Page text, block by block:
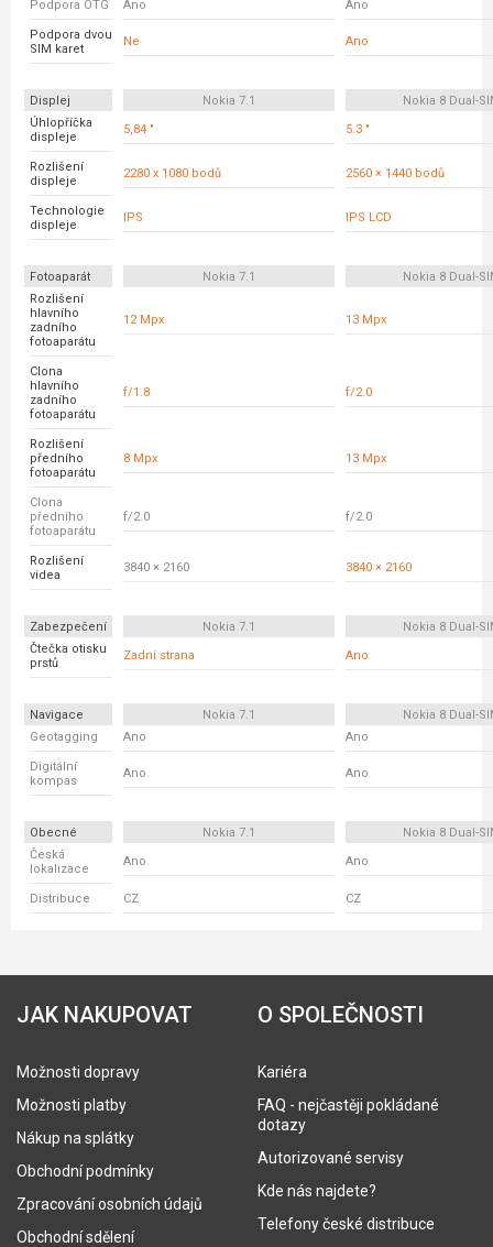
Podpora OTG Ano Ano
Podpora dvou
SIM karet
Ne Ano
Displej Nokia 7.1
Nokia 8 Dual-
Úhlopříčka
displeje
5,84 " 5.3 "
Rozlišení
displeje
2280 x 1080 bodů 2560 × 1440 bodů
Technologie
displeje
IPS IPS LCD
Fotoaparát Nokia 7.1
Nokia 8 Dual-
Rozlišení
hlavního
zadního
fotoaparátu
12 Mpx 13 Mpx
Clona
hlavního
zadního
fotoaparátu
f/1.8 f/2.0
Rozlišení
předního
fotoaparátu
8 Mpx 13 Mpx
Clona
předního
fotoaparátu
f/2.0 f/2.0
Rozlišení
videa
3840 × 2160 3840 × 2160
Zabezpečení Nokia 7.1
Nokia 8 Dual-
Čtečka otisku
prstů
Zadní strana Ano
Navigace Nokia 7.1
Nokia 8 Dual-
Geotagging
Ano Ano
Digitální
kompas
Ano Ano
Obecné Nokia 7.1
Nokia 8 Dual-
Česká
lokalizace
Ano Ano
Distribuce CZ CZ
JAK NAKUPOVAT
Možnosti dopravy
Možnosti platby
Nákup na splátky
Obchodní podmínky
Zpracování osobních údajů
Obchodní sdělení
O SPOLEČNOSTI
Kariéra
FAQ - nejčastěji pokládané
dotazy
Autorizované servisy
Kde nás najdete?
Telefony české distribuce